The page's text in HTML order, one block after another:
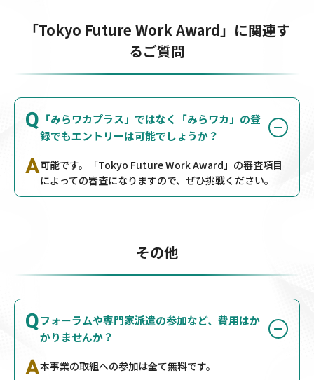
「Tokyo Future Work Award」に関連す
るご質問
Q 「みらワカプラス」ではなく「みらワカ」の登
録でもエントリーは可能でしょうか？
A可能です。「Tokyo Future Work Award」の審査項目
によっての審査になりますので、ぜひ挑戦ください。
その他
Q フォーラムや専門家派遣の参加など、費用はか
かりませんか？
A本事業の取組への参加は全て無料です。